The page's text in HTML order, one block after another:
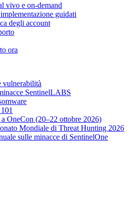
vivo e on-demand
guidati
degli account
ora
vulnerabilità
SentinelLABS
OneCon (20–22 ottobre 2026)
Mondiale di Threat Hunting 2026
sulle minacce di SentinelOne